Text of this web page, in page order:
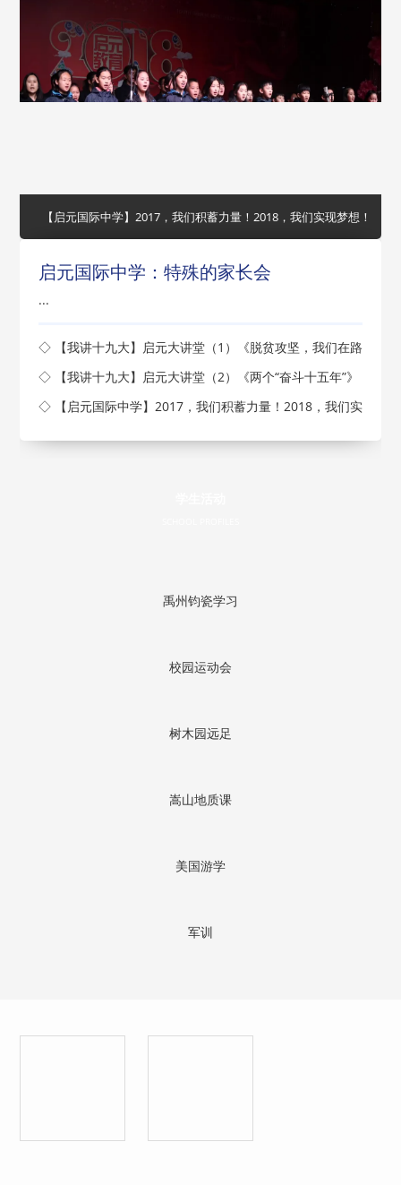
【启元国际中学】2017，我们积蓄力量！2018，我们实现梦想！
启元国际中学：特殊的家长会
...
◇ 【我讲十九大】启元大讲堂（1）《脱贫攻坚，我们在路
上》开讲了
◇ 【我讲十九大】启元大讲堂（2）《两个“奋斗十五年”》
◇ 【启元国际中学】2017，我们积蓄力量！2018，我们实
禹州钧瓷学习
校园运动会
树木园远足
嵩山地质课
美国游学
军训